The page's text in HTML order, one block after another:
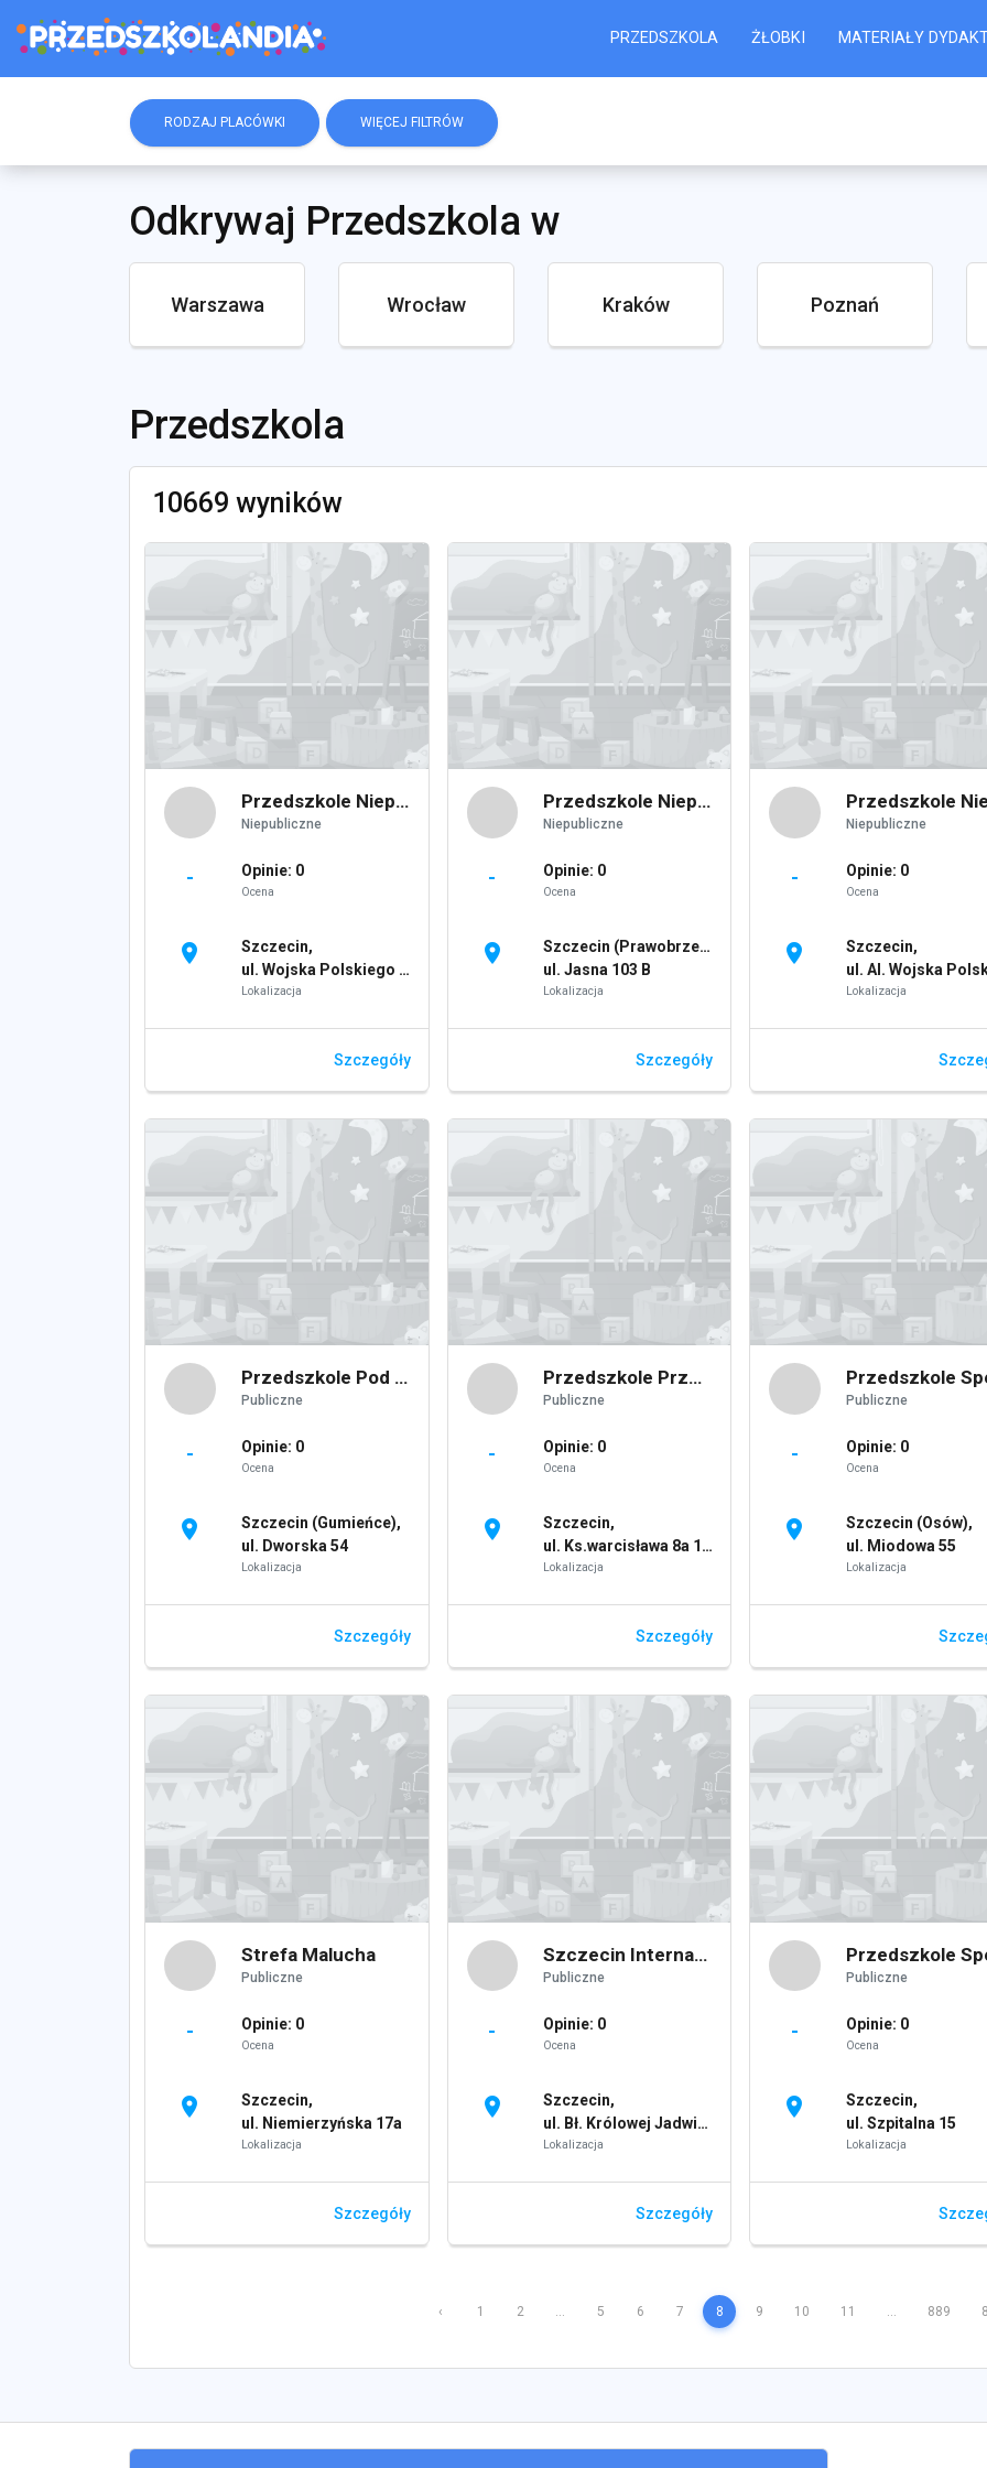
PRZEDSZKOLA ŻŁOBKI MATERIAŁY
RODZAJ PLACÓWKI WIĘCEJ FILTRÓW
Odkrywaj Przedszkola w
Warszawa Wrocław Kraków Poznań
Przedszkola
10669 wyników
Przedszkole Niepubliczne Liwena
Niepubliczne
- Opinie: 0
Ocena
location_on
Szczecin,
ul. Wojska Polskiego 85
Lokalizacja
Szczegóły
Przedszkole Niepubliczne NUTKA
Niepubliczne
- Opinie: 0
Ocena
location_on
Szczecin (Prawobrzeże),
ul. Jasna 103 B
Lokalizacja
Szczegóły
Niepubliczne
- Opinie: 0
Ocena
location_on
Szczecin,
ul. Al. Wojska Polskiego
Lokalizacja
Przedszkole Pod Muchomorkiem
Publiczne
- Opinie: 0
Ocena
location_on
Szczecin (Gumieńce),
ul. Dworska 54
Lokalizacja
Szczegóły
Przedszkole Przyjaciele
Publiczne
- Opinie: 0
Ocena
location_on
Szczecin,
ul. Ks.warcisława 8a 1-2
Lokalizacja
Szczegóły
Publiczne
- Opinie: 0
Ocena
location_on
Szczecin (Osów),
ul. Miodowa 55
Lokalizacja
Strefa Malucha
Publiczne
- Opinie: 0
Ocena
location_on
Szczecin,
ul. Niemierzyńska 17a
Lokalizacja
Szczegóły
Szczecin International School Spółka z ograniczoną odpowiedzialnością - International Kindergarten of Szczecin
Publiczne
- Opinie: 0
Ocena
location_on
Szczecin,
ul. Bł. Królowej Jadwigi 27,28
Lokalizacja
Szczegóły
Publiczne
- Opinie: 0
Ocena
location_on
Szczecin,
ul. Szpitalna 15
Lokalizacja
‹ 1 2 5 6 7 8 9 10 11 889